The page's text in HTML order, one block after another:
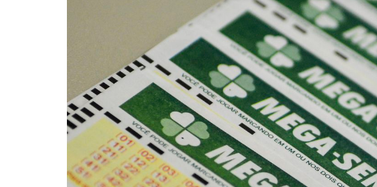
Pressione Enter para pesquisar ou ESC para fechar